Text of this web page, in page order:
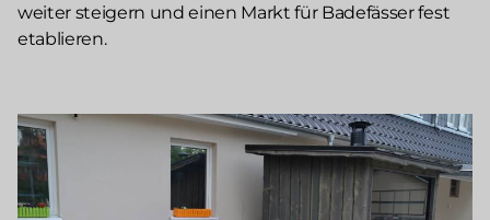
weiter steigern und einen Markt für Badefässer fest
etablieren.